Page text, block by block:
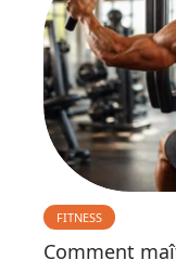
FITNESS
Comment